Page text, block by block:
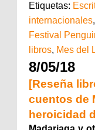
Etiquetas:
internacionales,
Festival
libros, Mes del
8/05/18
[Reseña
cuentos de
heroicidad